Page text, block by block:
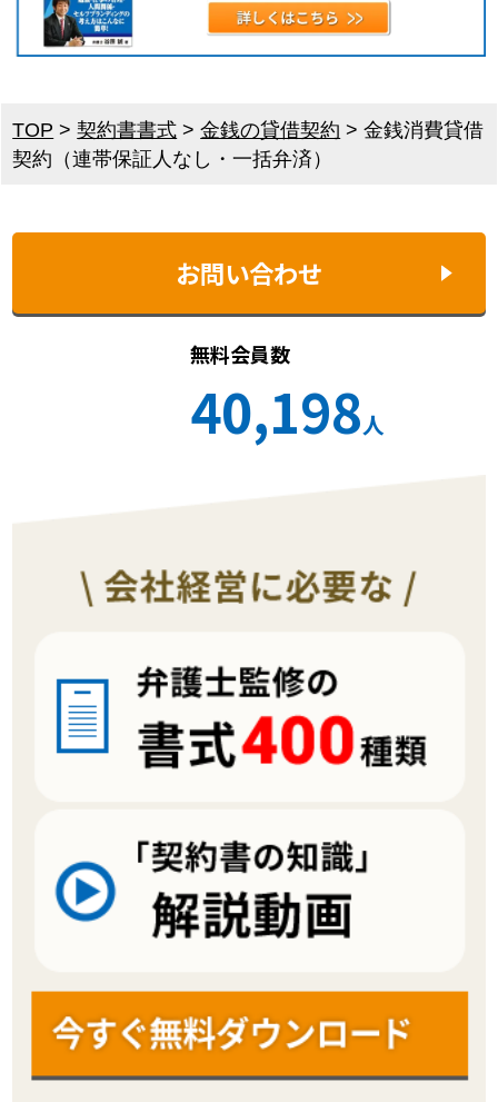
TOP >契約書書式 >金銭の貸借契約 >金銭消費貸借
契約（連帯保証人なし・一括弁済）
お問い合わせ
無料会員数
40,198人